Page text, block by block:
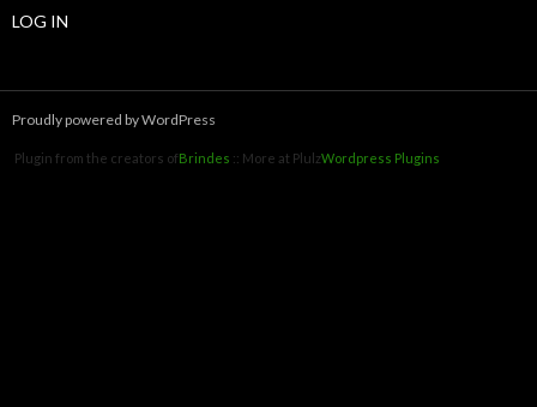
LOG IN
Proudly powered by WordPress
Plugin from the creators ofBrindes :: More at PlulzWordpress Plugins